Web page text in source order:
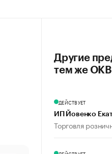
Другие
тем же
ДЕЙСТВУЕТ
ИП Йовенко
Торговля